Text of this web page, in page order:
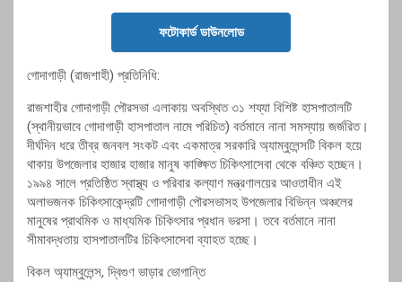
ফটোকার্ড ডাউনলোড
গোদাগাড়ী (রাজশাহী) প্রতিনিধি:
রাজশাহীর গোদাগাড়ী পৌরসভা এলাকায় অবস্থিত ৩১ শয্যা বিশিষ্ট হাসপাতালটি
(স্থানীয়ভাবে গোদাগাড়ী হাসপাতাল নামে পরিচিত) বর্তমানে নানা সমস্যায় জর্জরিত।
দীর্ঘদিন ধরে তীব্র জনবল সংকট এবং একমাত্র সরকারি অ্যাম্বুলেন্সটি বিকল হয়ে
থাকায় উপজেলার হাজার হাজার মানুষ কাঙ্ক্ষিত চিকিৎসাসেবা থেকে বঞ্চিত হচ্ছেন।
১৯৯৪ সালে প্রতিষ্ঠিত স্বাস্থ্য ও পরিবার কল্যাণ মন্ত্রণালয়ের আওতাধীন এই
অলাভজনক চিকিৎসাকেন্দ্রটি গোদাগাড়ী পৌরসভাসহ উপজেলার বিভিন্ন অঞ্চলের
মানুষের প্রাথমিক ও মাধ্যমিক চিকিৎসার প্রধান ভরসা। তবে বর্তমানে নানা
সীমাবদ্ধতায় হাসপাতালটির চিকিৎসাসেবা ব্যাহত হচ্ছে।
বিকল অ্যাম্বুলেন্স, দ্বিগুণ ভাড়ার ভোগান্তি